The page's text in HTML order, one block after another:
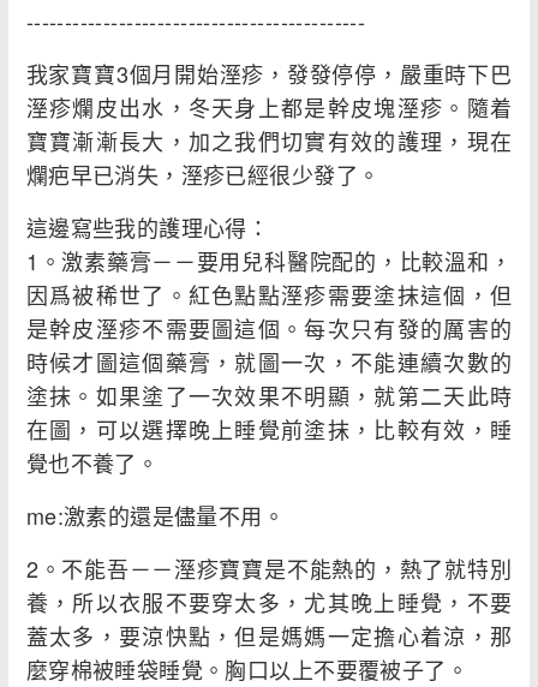
--------------------------------------------
我家寶寶3個月開始溼疹，發發停停，嚴重時下巴
溼疹爛皮出水，冬天身上都是幹皮塊溼疹。隨着
寶寶漸漸長大，加之我們切實有效的護理，現在
爛疤早已消失，溼疹已經很少發了。
這邊寫些我的護理心得：
1。激素藥膏－－要用兒科醫院配的，比較溫和，
因爲被稀世了。紅色點點溼疹需要塗抹這個，但
是幹皮溼疹不需要圖這個。每次只有發的厲害的
時候才圖這個藥膏，就圖一次，不能連續次數的
塗抹。如果塗了一次效果不明顯，就第二天此時
在圖，可以選擇晚上睡覺前塗抹，比較有效，睡
覺也不養了。
me:激素的還是儘量不用。
2。不能吾－－溼疹寶寶是不能熱的，熱了就特別
養，所以衣服不要穿太多，尤其晚上睡覺，不要
蓋太多，要涼快點，但是媽媽一定擔心着涼，那
麼穿棉被睡袋睡覺。胸口以上不要覆被子了。